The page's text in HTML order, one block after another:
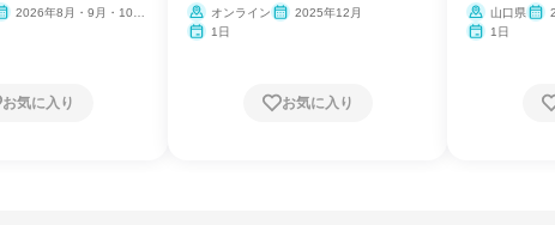
2026年8月・9月・10
お気に入り
ど】オンライン
2025年12月
1日
お気に入り
山口県
1日